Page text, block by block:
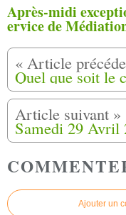
Après-midi
ervice de
Ajouter un